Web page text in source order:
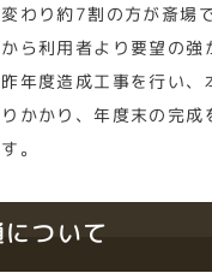
わり約7割の方が斎場
ら利用者より要望の強
年度造成工事を行い、
かかり、年度末の完成
。
ついて